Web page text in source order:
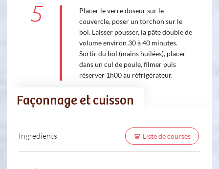
5
Placer le verre doseur sur le
couvercle, poser un torchon sur le
bol. Laisser pousser, la pâte double de
volume environ 30 à 40 minutes.
Sortir du bol (mains huilées), placer
dans un cul de poule, filmer puis
réserver 1h00 au réfrigérateur.
Façonnage et cuisson
Ingredients Liste de courses